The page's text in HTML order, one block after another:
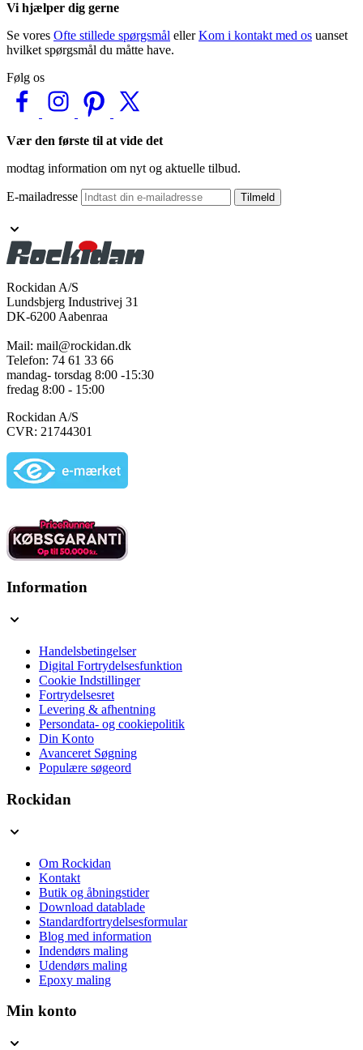
Vi hjælper dig gerne
Se vores Ofte stillede spørgsmål ellerKom i kontakt med os uanset
hvilket spørgsmål du måtte have.
Følg os
Vær den første til at vide det
modtag information om nyt og aktuelle tilbud.
E-mailadresse Tilmeld
Rockidan A/S
Lundsbjerg Industrivej 31
DK-6200 Aabenraa
Mail: mail@rockidan.dk
Telefon: 74 61 33 66
mandag- torsdag 8:00 -15:30
fredag 8:00 - 15:00
Rockidan A/S
CVR: 21744301
Information
Handelsbetingelser
Digital Fortrydelsesfunktion
Cookie Indstillinger
Fortrydelsesret
Levering & afhentning
Persondata- og cookiepolitik
Din Konto
Avanceret Søgning
Populære søgeord
Rockidan
Om Rockidan
Kontakt
Butik og åbningstider
Download datablade
Standardfortrydelsesformular
Blog med information
Indendørs maling
Udendørs maling
Epoxy maling
Min konto